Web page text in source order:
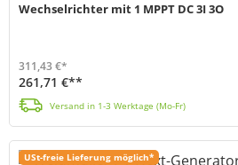
Wechselrichter mit 1 MPPT DC 3I 3O
311,43 €*
261,71 €**
Versand in 1-3 Werktage (Mo-Fr)
USt-freie Lieferung möglich*